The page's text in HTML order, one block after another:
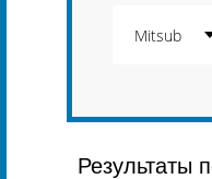
Результаты